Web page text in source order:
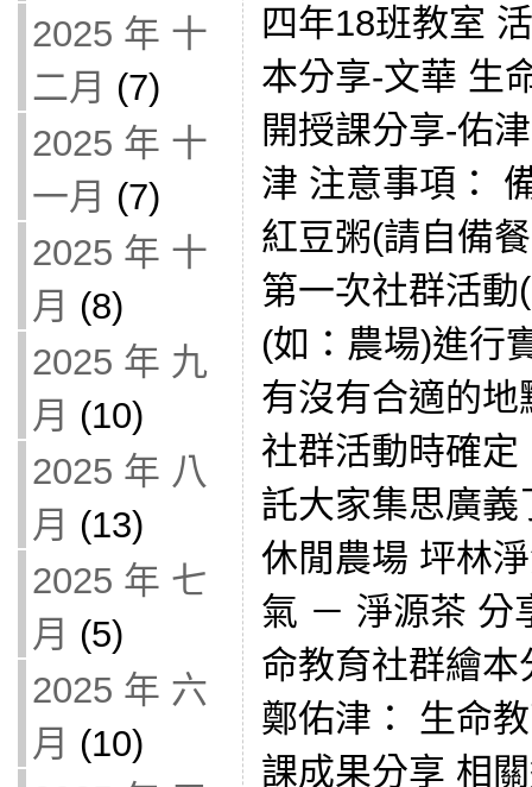
2025 年 十
二月 (7)
2025 年 十
一月 (7)
2025 年 十
月 (8)
2025 年 九
月 (10)
2025 年 八
月 (13)
2025 年 七
月 (5)
2025 年 六
月 (10)
四年18班教室
本分享-文華 生
開授課分享-佑
津 注意事項：
紅豆粥(請自備
第一次社群活
(如：農場)進行
有沒有合適的
社群活動時確
託大家集思廣
休閒農場 坪林
氣 － 淨源茶 分
命教育社群繪
鄭佑津： 生命
課成果分享 相